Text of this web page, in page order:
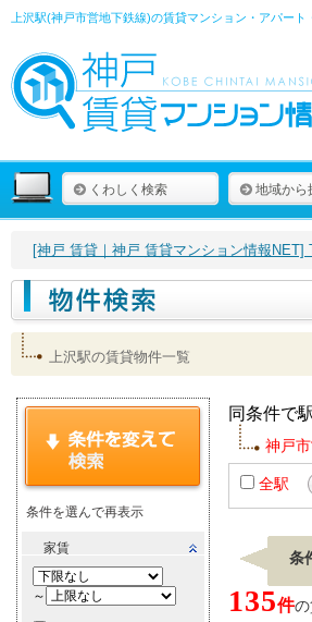
上沢駅(神戸市営地下鉄線)の賃貸マンション・アパー
くわしく検索 地域から
[神戸 賃貸｜神戸 賃貸マンション情報NET]
上沢駅の賃貸物件一覧
条件を選んで再表示
家賃
～
同条件で
神戸
全駅
条
135件